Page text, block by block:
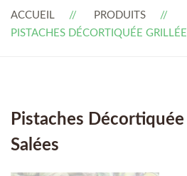
ACCUEIL
PRODUITS
PISTACHES DÉCORTIQUÉE
Pistaches
Salées